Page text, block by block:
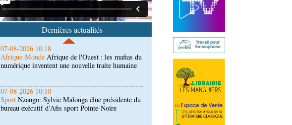
Dernières actualités
07-08-2026 10:18
Afrique de l'Ouest : les mafias du
numérique inventent une nouvelle traite humaine
07-08-2026 10:10
SportNzango: Sylvie Malonga élue présidente du
bureau exécutif d’Afis sport Pointe-Noire
06-08-2026 16:30
SociétéDiaspora : rencontre des Congolais de
l'étranger à Brazzaville